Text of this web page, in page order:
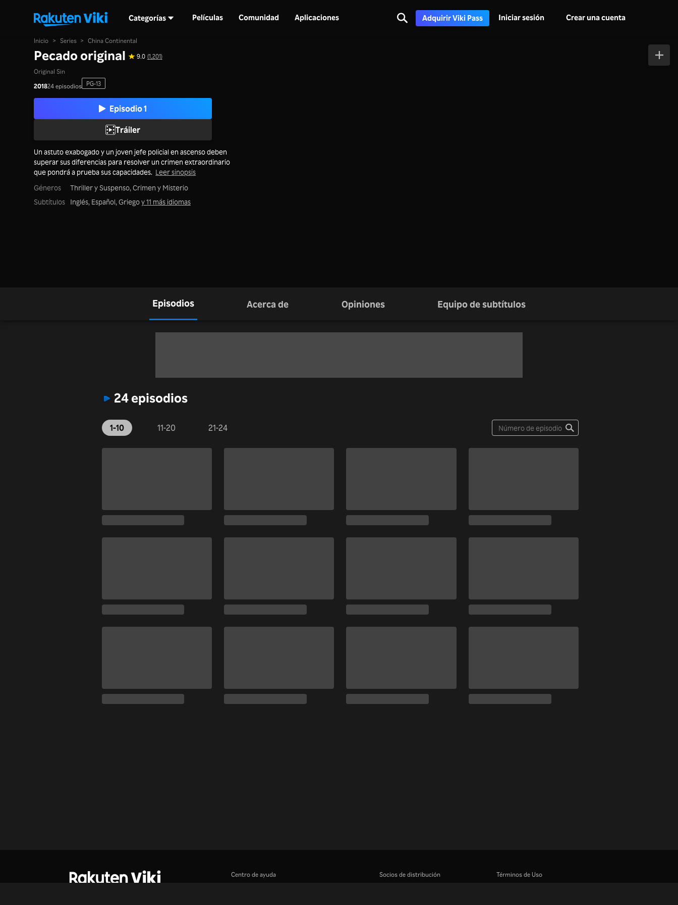
Categorías Películas Comunidad Aplicaciones Adquirir Viki Pass Iniciar sesión Crear una cuenta
Inicio > Series > China Continental
Pecado original 9.0 (1,201)
Original Sin
201824 episodios PG-13
Episodio 1
Tráiler
Un astuto exabogado y un joven jefe policial en ascenso deben
superar sus diferencias para resolver un crimen extraordinario
que pondrá a prueba sus capacidades. Leer sinopsis
Géneros
Thriller y Suspenso, Crimen y Misterio
Subtítulos
Inglés, Español, Griegoy 11 más idiomas
Episodios Acerca de Opiniones Equipo de subtítulos
24 episodios
1-10 11-20 21-24
Centro de ayuda
Socios de distribución
Términos de Uso